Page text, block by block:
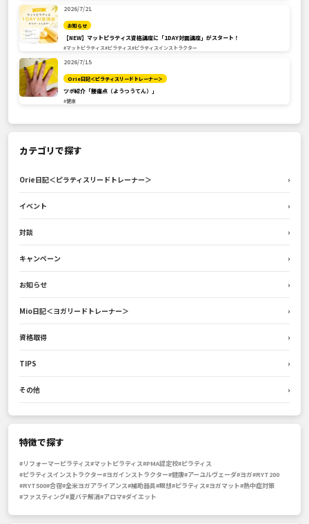
2026/7/21
お知らせ
【NEW】マットピラティス資格講座に「1DAY対面講座」がスタート！
#マットピラティス#ピラティス#ピラティスインストラクター
2026/7/15
Orie日記＜ピラティスリードトレーナー＞
ツボ紹介「腰痛点（ようつうてん）」
#健康
カテゴリで探す
Orie日記＜ピラティスリードトレーナー＞ ›
イベント ›
対談 ›
キャンペーン ›
お知らせ ›
Mio日記＜ヨガリードトレーナー＞ ›
資格取得 ›
TIPS ›
その他 ›
特徴で探す
#リフォーマーピラティス#マットピラティス#PMA認定校#ピラティス
#ピラティスインストラクター#ヨガインストラクター#健康#アーユルヴェーダ#ヨガ#RYT200
#RYT500#合宿#全米ヨガアライアンス#補助器具#瞑想#ピラティス#ヨガマット#熱中症対策
#ファスティング#夏バテ解消#アロマ#ダイエット